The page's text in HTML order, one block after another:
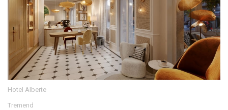
Hotel Alberte
Tremend